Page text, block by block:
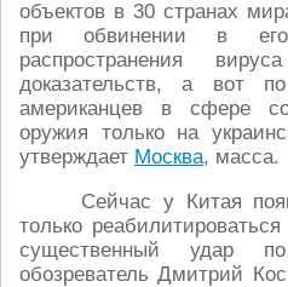
объектов в 30 странах
при обвинении в
распространения
доказательств, а вот
американцев в сфере
оружия только на
утверждает Москва, масса.
Сейчас у Китая
только
существенный удар
обозреватель Дмитрий